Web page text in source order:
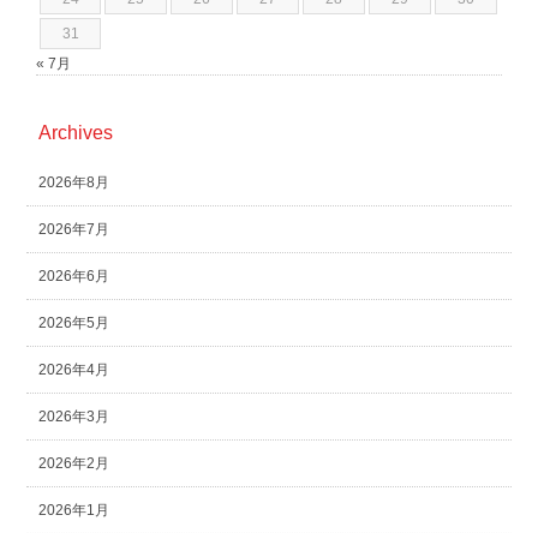
31
« 7月
Archives
2026年8月
2026年7月
2026年6月
2026年5月
2026年4月
2026年3月
2026年2月
2026年1月